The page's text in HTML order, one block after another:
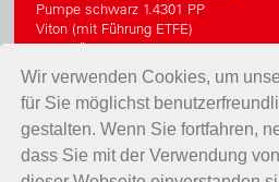
Wir verwenden Cookies, um
für Sie möglichst
gestalten. Wenn Sie fortfahren,
dass Sie mit der Verwendung
Pumpe schwarz 1.4301 PP
Viton (mit Führung ETFE)
(Zubehör)
KONTAKT